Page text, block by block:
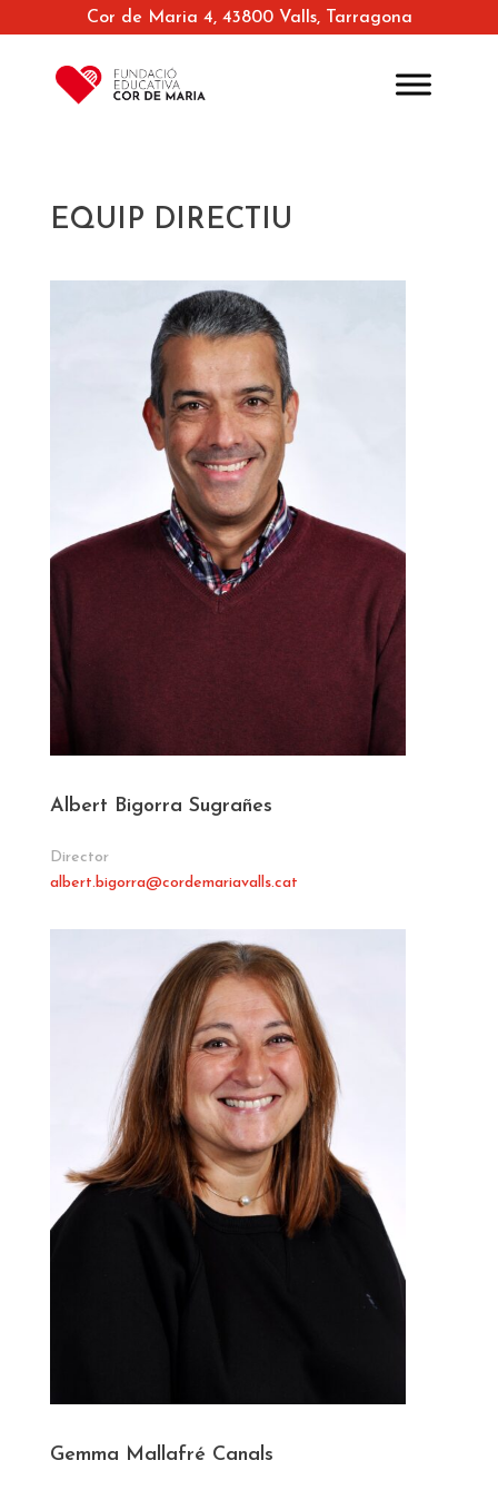
Cor de Maria 4, 43800 Valls, Tarragona
EQUIP DIRECTIU
Albert Bigorra Sugrañes
Director
albert.bigorra@cordemariavalls.cat
Gemma Mallafré Canals